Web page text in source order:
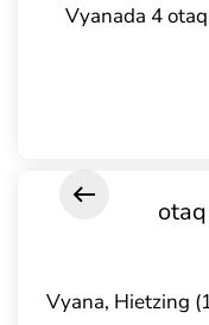
Vyanada 4
Vyana, Hietzing